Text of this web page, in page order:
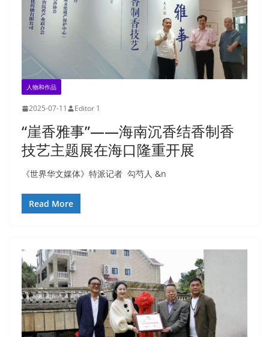
人物和作品
2025-07-11 Editor 1
“崖香雅事”——海南沉香结香制香
技艺主题展在海口隆重开展
《世界华文媒体》特派记者 勾芍人 &n
Read More